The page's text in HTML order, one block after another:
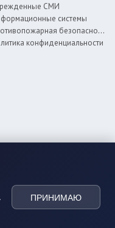
ПРИНИМАЮ
СМИ
системы
безопасность
конфиденциальности